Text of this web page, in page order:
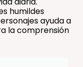
humildes
ayuda a
la comprensión